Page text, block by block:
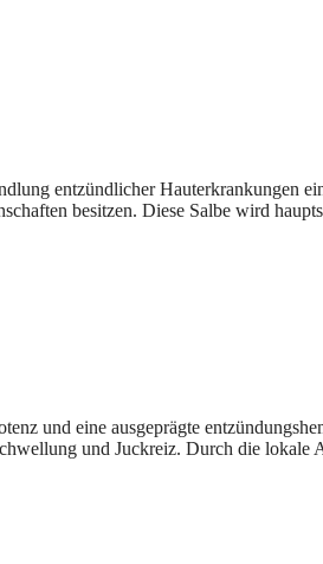
entzündlicher
besitzen. Diese Salbe wird
und eine ausgeprägte
und Juckreiz. Durch die